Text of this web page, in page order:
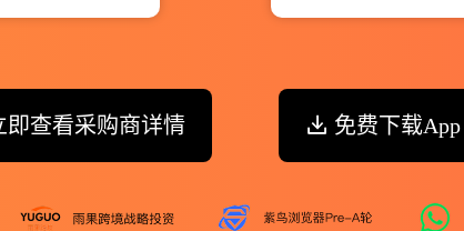
即查看采购商详情 免费下载App